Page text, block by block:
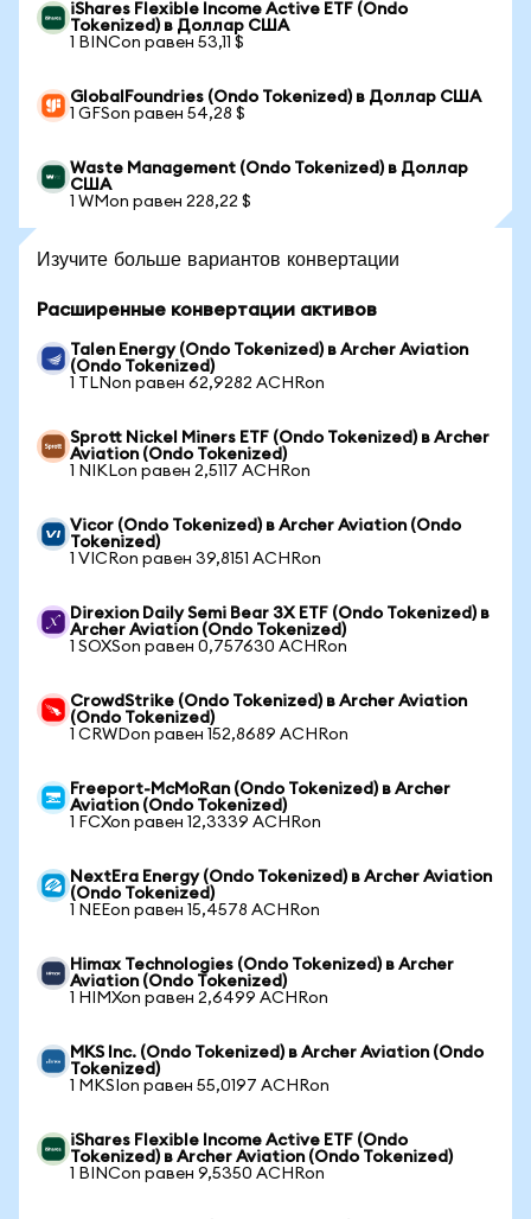
iShares Flexible Income Active ETF (Ondo
Tokenized) в Доллар США
1 BINCon равен 53,11 $
GlobalFoundries (Ondo Tokenized) в Доллар США
1 GFSon равен 54,28 $
Waste Management (Ondo Tokenized) в Доллар
США
1 WMon равен 228,22 $
Изучите больше вариантов конвертации
Расширенные конвертации активов
Talen Energy (Ondo Tokenized) в Archer Aviation
(Ondo Tokenized)
1 TLNon равен 62,9282 ACHRon
Sprott Nickel Miners ETF (Ondo Tokenized) в Archer
Aviation (Ondo Tokenized)
1 NIKLon равен 2,5117 ACHRon
Vicor (Ondo Tokenized) в Archer Aviation (Ondo
Tokenized)
1 VICRon равен 39,8151 ACHRon
Direxion Daily Semi Bear 3X ETF (Ondo Tokenized) в
Archer Aviation (Ondo Tokenized)
1 SOXSon равен 0,757630 ACHRon
CrowdStrike (Ondo Tokenized) в Archer Aviation
(Ondo Tokenized)
1 CRWDon равен 152,8689 ACHRon
Freeport-McMoRan (Ondo Tokenized) в Archer
Aviation (Ondo Tokenized)
1 FCXon равен 12,3339 ACHRon
NextEra Energy (Ondo Tokenized) в Archer Aviation
(Ondo Tokenized)
1 NEEon равен 15,4578 ACHRon
Himax Technologies (Ondo Tokenized) в Archer
Aviation (Ondo Tokenized)
1 HIMXon равен 2,6499 ACHRon
MKS Inc. (Ondo Tokenized) в Archer Aviation (Ondo
Tokenized)
1 MKSIon равен 55,0197 ACHRon
iShares Flexible Income Active ETF (Ondo
Tokenized) в Archer Aviation (Ondo Tokenized)
1 BINCon равен 9,5350 ACHRon